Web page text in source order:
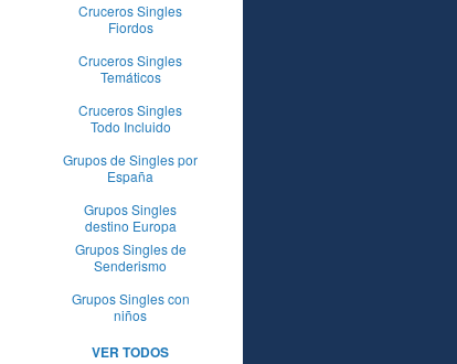
Cruceros Singles
Fiordos
Cruceros Singles
Temáticos
Cruceros Singles
Todo Incluido
Grupos de Singles por
España
Grupos Singles
destino Europa
Grupos Singles de
Senderismo
Grupos Singles con
niños
VER TODOS